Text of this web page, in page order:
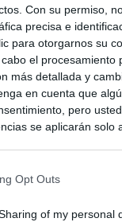
Con su permiso,
precisa e
para otorgarnos su
el procesamiento
más detallada y
en cuenta que
pero
se aplicarán solo
Opt Outs
of my personal